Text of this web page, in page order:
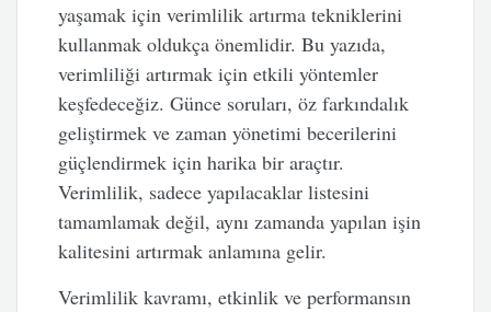
yaşamak için verimlilik artırma tekniklerini
kullanmak oldukça önemlidir. Bu yazıda,
verimliliği artırmak için etkili yöntemler
keşfedeceğiz. Günce soruları, öz farkındalık
geliştirmek ve zaman yönetimi becerilerini
güçlendirmek için harika bir araçtır.
Verimlilik, sadece yapılacaklar listesini
tamamlamak değil, aynı zamanda yapılan işin
kalitesini artırmak anlamına gelir.
Verimlilik kavramı, etkinlik ve performansın